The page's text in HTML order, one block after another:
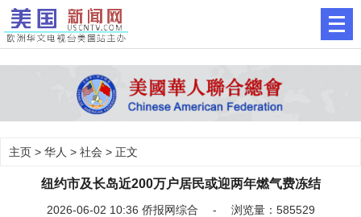
主页 > 华人 > 社会 > 正文
纽约市及长岛近200万户居民或迎两年燃气费冻结
2026-06-02 10:36 侨报网综合 - 浏览量：585529